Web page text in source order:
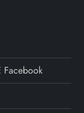
Facebook